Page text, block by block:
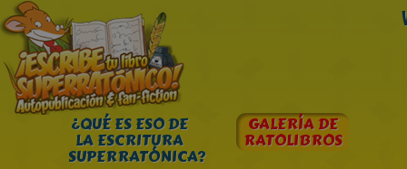
¿QUÉ ES ESO DE
LA ESCRITURA
SUPERRATÓNICA?
GALERÍA DE
RATOLIBROS